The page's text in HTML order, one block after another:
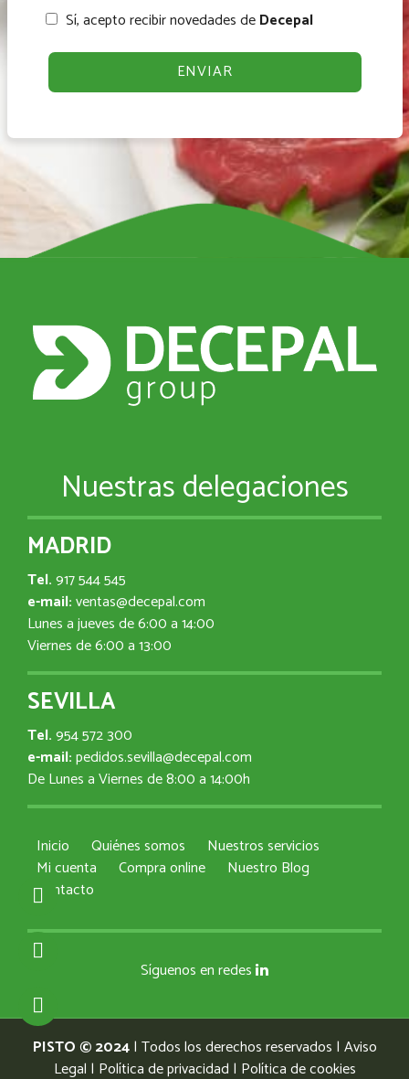
Sí, acepto recibir novedades deDecepal
Nuestras delegaciones
MADRID
Tel.917 544 545
e-mail:ventas@decepal.com
Lunes a jueves de 6:00 a 14:00
Viernes de 6:00 a 13:00
SEVILLA
Tel.954 572 300
e-mail:pedidos.sevilla@decepal.com
De Lunes a Viernes de 8:00 a 14:00h
Inicio Quiénes somos
Nuestros servicios
Mi cuenta
Compra online
Nuestro Blog
Contacto
Síguenos en redes
PISTO © 2024| Todos los derechos reservados | Aviso
Legal | Política de privacidad | Política de cookies